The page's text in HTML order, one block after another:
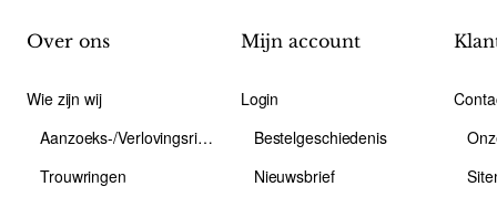
Over ons
Wie zijn wij
Aanzoeks-/Verlovingsring
Trouwringen
Mijn account
Login
Bestelgeschiedenis
Nieuwsbrief